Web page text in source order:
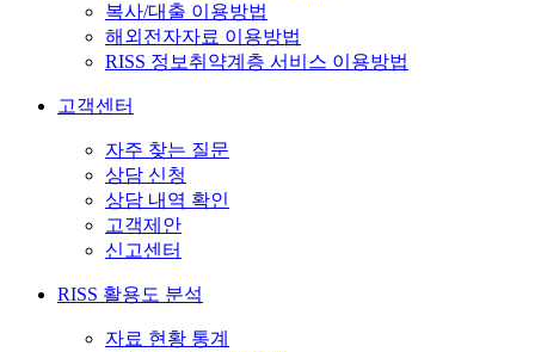
복사/대출 이용방법
해외전자자료 이용방법
RISS 정보취약계층 서비스 이용방법
고객센터
자주 찾는 질문
상담 신청
상담 내역 확인
고객제안
신고센터
RISS 활용도 분석
자료 현황 통계